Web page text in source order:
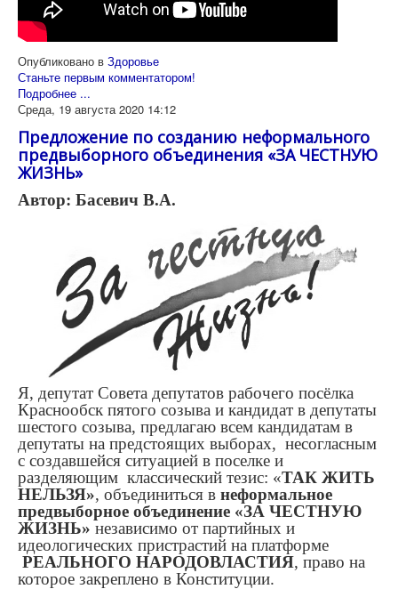
Опубликовано в Здоровье
Станьте первым комментатором!
Подробнее ...
Среда, 19 августа 2020 14:12
Предложение по созданию неформального
предвыборного объединения «ЗА ЧЕСТНУЮ
ЖИЗНЬ»
Автор: Басевич В.А.
Я, депутат Совета депутатов рабочего посёлка
Краснообск пятого созыва и кандидат в депутаты
шестого созыва, предлагаю всем кандидатам в
депутаты на предстоящих выборах, несогласным
с создавшейся ситуацией в поселке и
разделяющим классический тезис: «ТАК ЖИТЬ
НЕЛЬЗЯ», объединиться в неформальное
предвыборное объединение «ЗА ЧЕСТНУЮ
ЖИЗНЬ» независимо от партийных и
идеологических пристрастий на платформе
РЕАЛЬНОГО НАРОДОВЛАСТИЯ, право на
которое закреплено в Конституции.